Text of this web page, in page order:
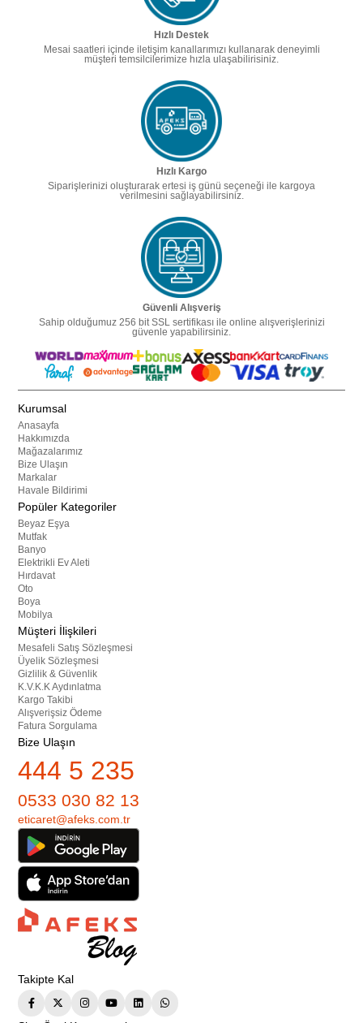
Hızlı Destek
Mesai saatleri içinde iletişim kanallarımızı kullanarak deneyimli
müşteri temsilcilerimize hızla ulaşabilirisiniz.
Hızlı Kargo
Siparişlerinizi oluşturarak ertesi iş günü seçeneği ile kargoya
verilmesini sağlayabilirsiniz.
Güvenli Alışveriş
Sahip olduğumuz 256 bit SSL sertifikası ile online alışverişlerinizi
güvenle yapabilirsiniz.
Kurumsal
Anasayfa
Hakkımızda
Mağazalarımız
Bize Ulaşın
Markalar
Havale Bildirimi
Popüler Kategoriler
Beyaz Eşya
Mutfak
Banyo
Elektrikli Ev Aleti
Hırdavat
Oto
Boya
Mobilya
Müşteri İlişkileri
Mesafeli Satış Sözleşmesi
Üyelik Sözleşmesi
Gizlilik & Güvenlik
K.V.K.K Aydınlatma
Kargo Takibi
Alışverişsiz Ödeme
Fatura Sorgulama
Bize Ulaşın
444 5 235
0533 030 82 13
eticaret@afeks.com.tr
Takipte Kal